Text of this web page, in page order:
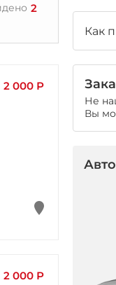
2
2 000 Р
2 000 Р
Как
Не
Вы